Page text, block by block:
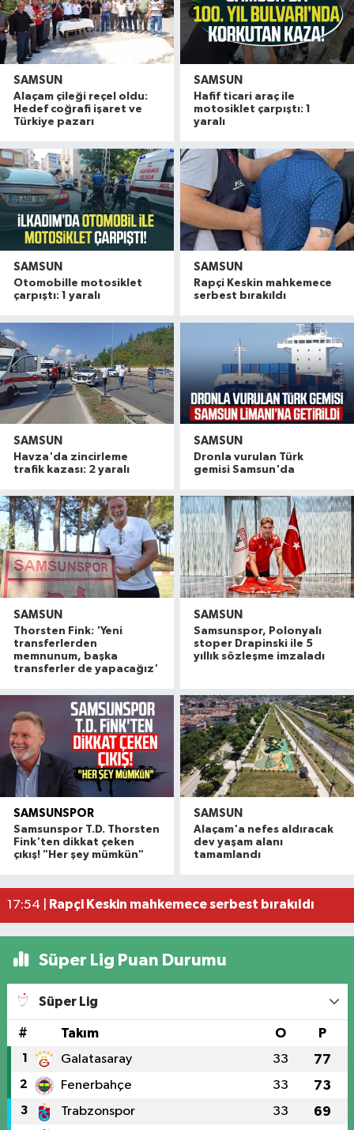
SAMSUN
Alaçam çileği reçel oldu:
Hedef coğrafi işaret ve
Türkiye pazarı
SAMSUN
Hafif ticari araç ile
motosiklet çarpıştı: 1
yaralı
SAMSUN
Otomobille motosiklet
çarpıştı: 1 yaralı
SAMSUN
Rapçi Keskin mahkemece
serbest bırakıldı
SAMSUN
Havza'da zincirleme
trafik kazası: 2 yaralı
SAMSUN
Dronla vurulan Türk
gemisi Samsun'da
SAMSUN
Thorsten Fink: 'Yeni
transferlerden
memnunum, başka
transferler de yapacağız'
SAMSUN
Samsunspor, Polonyalı
stoper Drapinski ile 5
yıllık sözleşme imzaladı
SAMSUNSPOR
Samsunspor T.D. Thorsten
Fink'ten dikkat çeken
çıkış! "Her şey mümkün"
SAMSUN
Alaçam'a nefes aldıracak
dev yaşam alanı
tamamlandı
20:16 |Alaçam çileği reçel oldu: Hedef coğrafi işaret ve
19:06 |Hafif ticari araç ile motosiklet çarpıştı: 1 yaralı
17:59 | Otomobille motosiklet çarpıştı: 1 yaralı
17:36 |
Havza'da zincirleme trafik kazası: 2 yaralı
Süper Lig Puan Durumu
Süper Lig
# Takım O P
1 Galatasaray 33 77
2 Fenerbahçe 33 73
3 Trabzonspor 33 69